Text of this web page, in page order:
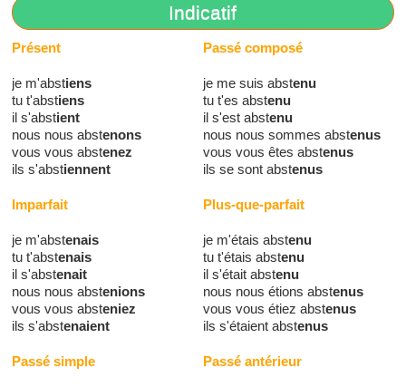
Indicatif
Présent
je m'abstiens
tu t'abstiens
il s'abstient
nous nous abstenons
vous vous abstenez
ils s'abstiennent
Passé composé
je me suis abstenu
tu t'es abstenu
il s'est abstenu
nous nous sommes abstenus
vous vous êtes abstenus
ils se sont abstenus
Imparfait
je m'abstenais
tu t'abstenais
il s'abstenait
nous nous abstenions
vous vous absteniez
ils s'abstenaient
Plus-que-parfait
je m'étais abstenu
tu t'étais abstenu
il s'était abstenu
nous nous étions abstenus
vous vous étiez abstenus
ils s'étaient abstenus
Passé simple Passé antérieur